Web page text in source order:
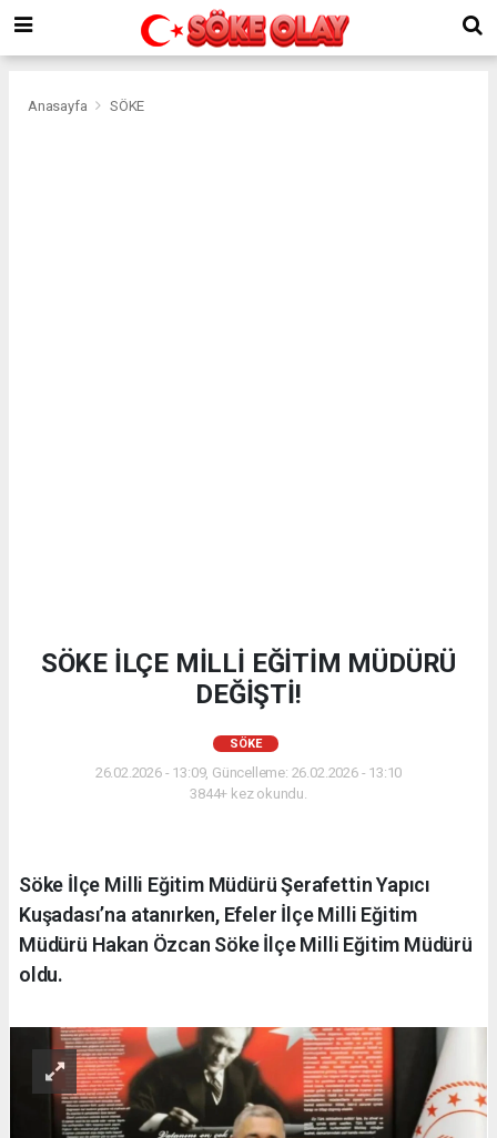
Anasayfa SÖKE
SÖKE İLÇE MİLLİ EĞİTİM MÜDÜRÜ
DEĞİŞTİ!
SÖKE
26.02.2026 - 13:09, Güncelleme: 26.02.2026 - 13:10
3844+ kez okundu.
Söke İlçe Milli Eğitim Müdürü Şerafettin Yapıcı
Kuşadası’na atanırken, Efeler İlçe Milli Eğitim
Müdürü Hakan Özcan Söke İlçe Milli Eğitim Müdürü
oldu.